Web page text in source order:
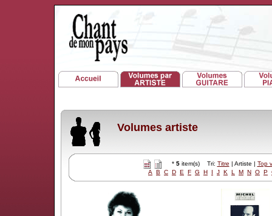
Volumes artiste
* 5item(s) Tri: Titre | Artiste | Top
A
B C D E F G H I J K L M N O P